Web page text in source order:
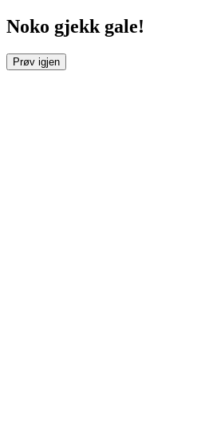
Noko gjekk gale!
Prøv igjen